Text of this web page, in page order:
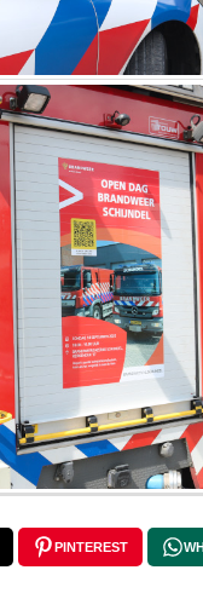
PINTEREST